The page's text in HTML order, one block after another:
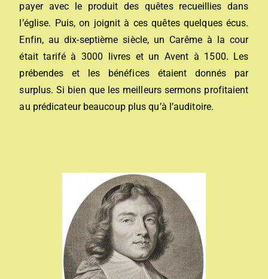
payer avec le produit des quêtes recueillies dans
l’église. Puis, on joignit à ces quêtes quelques écus.
Enfin, au dix-septième siècle, un Carême à la cour
était tarifé à 3000 livres et un Avent à 1500. Les
prébendes et les bénéfices étaient donnés par
surplus. Si bien que les meilleurs sermons profitaient
au prédicateur beaucoup plus qu’à l’auditoire.